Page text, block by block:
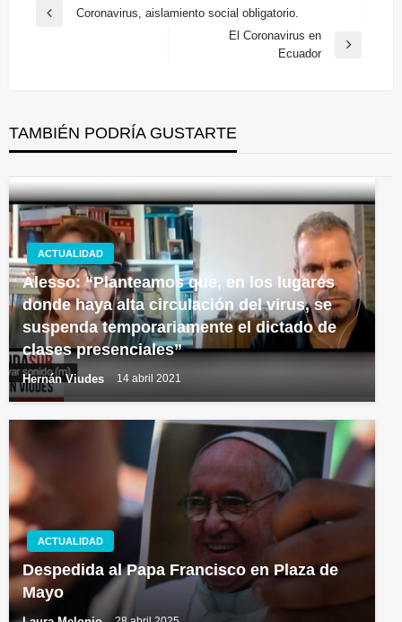
Navegación
Entrada
Coronavirus, aislamiento social obligatorio.
El Coronavirus en
Ecuador
TAMBIÉN PODRÍA GUSTARTE
ACTUALIDAD
Alesso: “Planteamos que, en los lugares
donde haya alta circulación del virus, se
suspenda temporariamente el dictado de
clases presenciales”
Hernán Viudes 14 abril 2021
ACTUALIDAD
Despedida al Papa Francisco en Plaza de
Mayo